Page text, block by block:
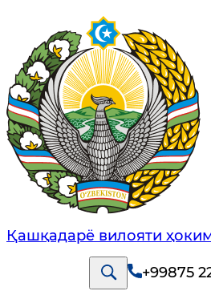
Қашқадарё вилояти
+99875